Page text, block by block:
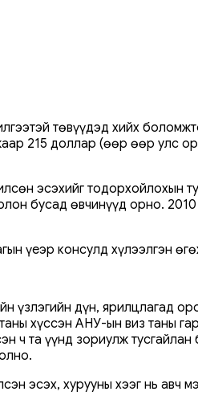
төвүүдэд хийх
215 доллар (өөр өөр улс
эсэхийг тодорхойлохын
бусад өвчинүүд орно.
үеэр консулд хүлээлгэн
үзлэгийн дүн, ярилцлагад
хүссэн АНУ-ын виз таны
ч та үүнд зориулж
эсэх, хурууны хээг нь авч